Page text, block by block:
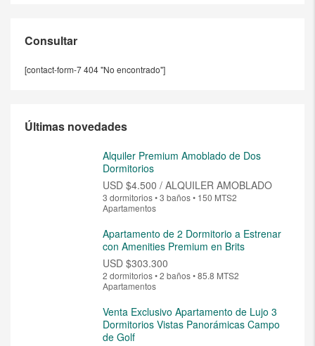
Consultar
[contact-form-7 404 "No encontrado"]
Últimas novedades
Alquiler Premium Amoblado de Dos
Dormitorios
USD $4.500 / ALQUILER AMOBLADO
3 dormitorios • 3 baños • 150 MTS2
Apartamentos
Apartamento de 2 Dormitorio a Estrenar
con Amenities Premium en Brits
USD $303.300
2 dormitorios • 2 baños • 85.8 MTS2
Apartamentos
Venta Exclusivo Apartamento de Lujo 3
Dormitorios Vistas Panorámicas Campo
de Golf